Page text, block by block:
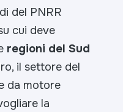
del PNRR
cui deve
regioni del Sud
il settore del
da motore
la